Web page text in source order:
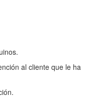
al cliente que le ha